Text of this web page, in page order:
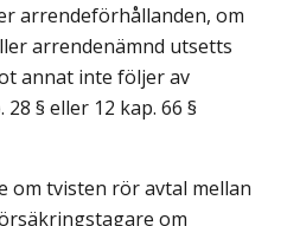
arrendeförhållanden, om
arrendenämnd utsetts
annat inte följer av
§ eller 12 kap. 66 §
om tvisten rör avtal mellan
om